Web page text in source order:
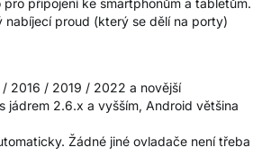
připojení ke smartphonům a tabletům.
proud (který se dělí na porty)
2016 / 2019 / 2022 a novější
jádrem 2.6.x a vyšším, Android většina
Žádné jiné ovladače není třeba